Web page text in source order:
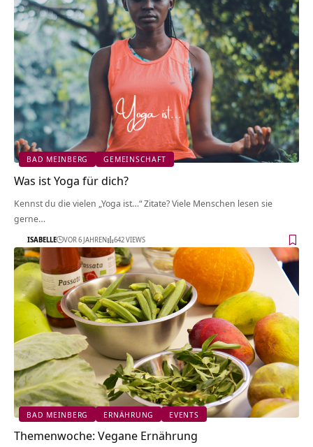
BAD MEINBERG GEMEINSCHAFT
Was ist Yoga für dich?
Kennst du die vielen „Yoga ist…“ Zitate? Viele Menschen lesen sie
gerne…
ISABELLE VOR 6 JAHREN 642 VIEWS
BAD MEINBERG ERNÄHRUNG EVENTS
Themenwoche: Vegane Ernährung